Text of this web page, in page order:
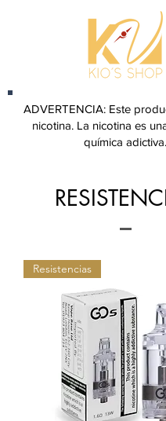
ADVERTENCIA: Este
nicotina. La nicotina es
química adictiva.
Resistencias